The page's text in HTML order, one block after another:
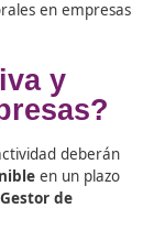
en un
laborales en